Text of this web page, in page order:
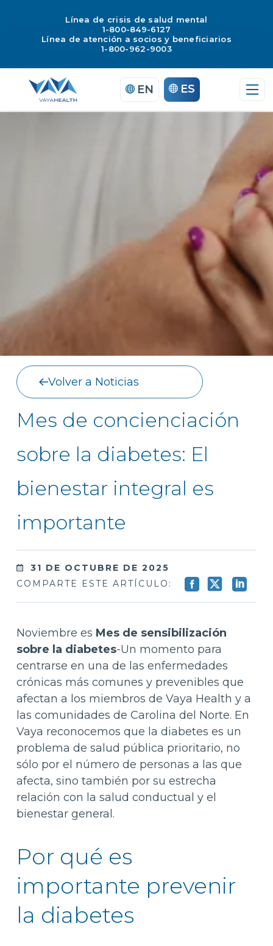
Línea de crisis de salud mental
1-800-849-6127
Línea de atención a socios y beneficiarios
1-800-962-9003
contenido
EN ES
Volver a Noticias
Mes de concienciación
sobre la diabetes: El
bienestar integral es
importante
31 DE OCTUBRE DE 2025
COMPARTE ESTE ARTÍCULO:
Noviembre es Mes de sensibilización
sobre la diabetes-Un momento para
centrarse en una de las enfermedades
crónicas más comunes y prevenibles que
afectan a los miembros de Vaya Health y a
las comunidades de Carolina del Norte. En
Vaya reconocemos que la diabetes es un
problema de salud pública prioritario, no
sólo por el número de personas a las que
afecta, sino también por su estrecha
relación con la salud conductual y el
bienestar general.
Por qué es
importante prevenir
la diabetes